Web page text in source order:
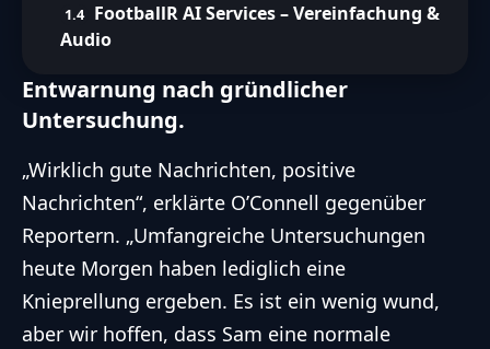
FootballR AI Services – Vereinfachung &
Audio
Entwarnung nach gründlicher
Untersuchung.
„Wirklich gute Nachrichten, positive
Nachrichten“, erklärte O’Connell gegenüber
Reportern. „Umfangreiche Untersuchungen
heute Morgen haben lediglich eine
Knieprellung ergeben. Es ist ein wenig wund,
aber wir hoffen, dass Sam eine normale